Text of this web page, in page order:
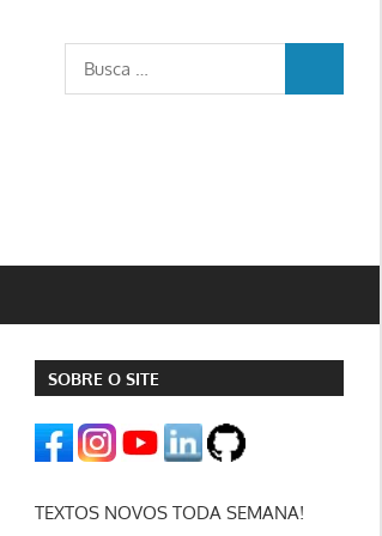
Busca
para:
SOBRE O SITE
TEXTOS NOVOS TODA SEMANA!